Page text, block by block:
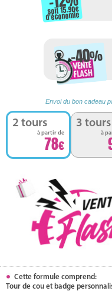
soit 15.90
d'économie
-40%
Envoi du bon cadeau
2 tours
à partir de
78
3 tours
à
Cette formule comprend:
Tour de cou et badge